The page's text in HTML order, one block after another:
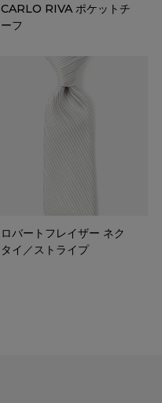
CARLO RIVA ポケットチ
ーフ
ロバートフレイザー ネク
タイ／ストライプ